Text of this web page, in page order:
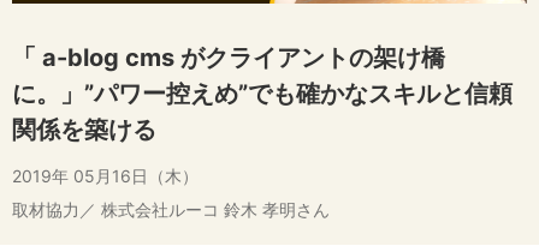
「 a-blog cms がクライアントの架け橋
に。」”パワー控えめ”でも確かなスキルと信頼
関係を築ける
2019年 05月16日（木）
取材協力／ 株式会社ルーコ 鈴木 孝明さん